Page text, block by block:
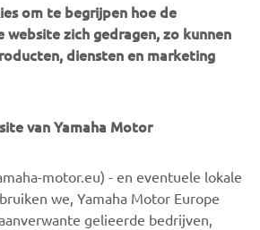
IS
om te zien wanneer de volgende
om te begrijpen hoe de
website zich gedragen, zo kunnen
diensten en marketing
van Yamaha Motor
motor.eu) - en eventuele lokale
we, Yamaha Motor Europe
gelieerde bedrijven,